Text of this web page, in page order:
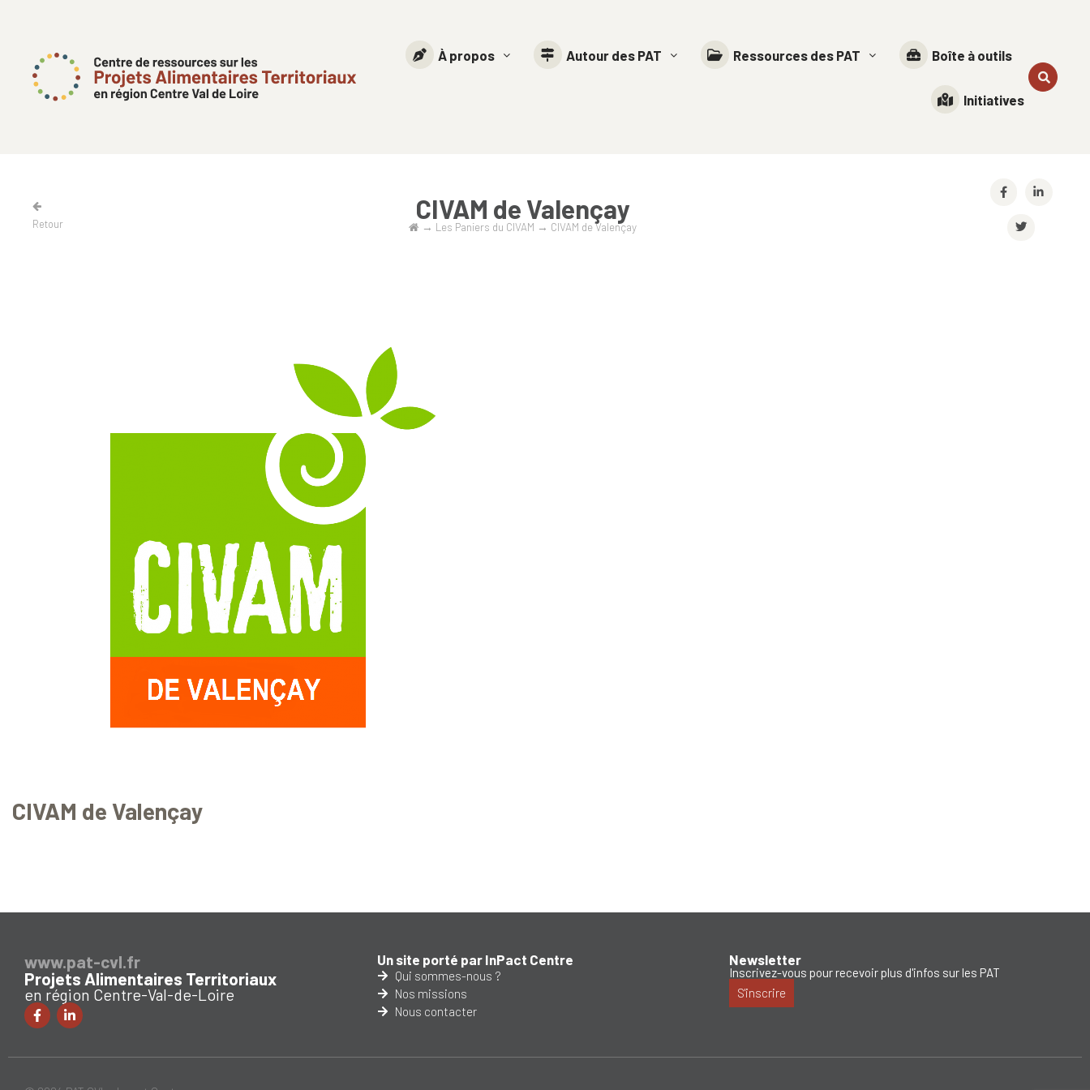
À propos Autour des PAT Ressources des PAT Boîte à outils
Initiatives
Retour CIVAM de Valençay
→ Les Paniers du CIVAM → CIVAM de Valençay
CIVAM de Valençay
www.pat-cvl.fr
Projets Alimentaires Territoriaux
en région Centre-Val-de-Loire
Un site porté par InPact Centre
Qui sommes-nous ?
Nos missions
Nous contacter
Newsletter
Inscrivez-vous pour recevoir plus d'infos sur les PAT
S'inscrire